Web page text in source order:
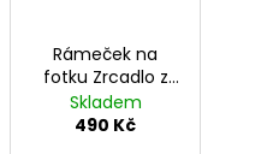
Rámeček na
fotku Zrcadlo z
Erisedu, Harry
Potter
Skladem
490 Kč